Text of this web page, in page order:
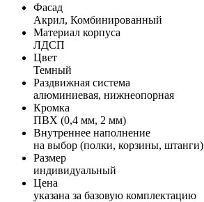
Фасад
Акрил, Комбинированный
Материал корпуса
ЛДСП
Цвет
Темный
Раздвижная система
алюминиевая, нижнеопорная
Кромка
ПВХ (0,4 мм, 2 мм)
Внутреннее наполнение
на выбор (полки, корзины, штанги)
Размер
индивидуальный
Цена
указана за базовую комплектацию